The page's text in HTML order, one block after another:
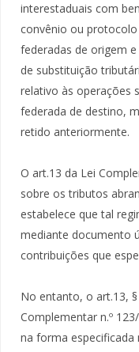
interestaduais com
convênio ou
federadas de origem
de substituição
relativo às operações
federada de destino,
retido anteriormente.
O art.13 da Lei
sobre os tributos
estabelece que tal
mediante documento
contribuições que
No entanto, o art.13, §
Complementar n.º
na forma especificada